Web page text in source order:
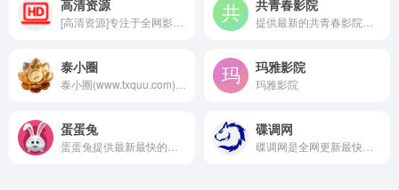
高清资源 共青春影院
泰小圈 玛雅影院
玛雅影院
蛋蛋兔 碟调网